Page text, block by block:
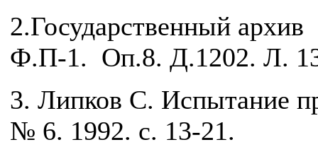
2.Государственный
Ф.П-1. Оп.8. Д.1202. Л.
3. Липков С. Испытание
№ 6. 1992. с. 13-21.